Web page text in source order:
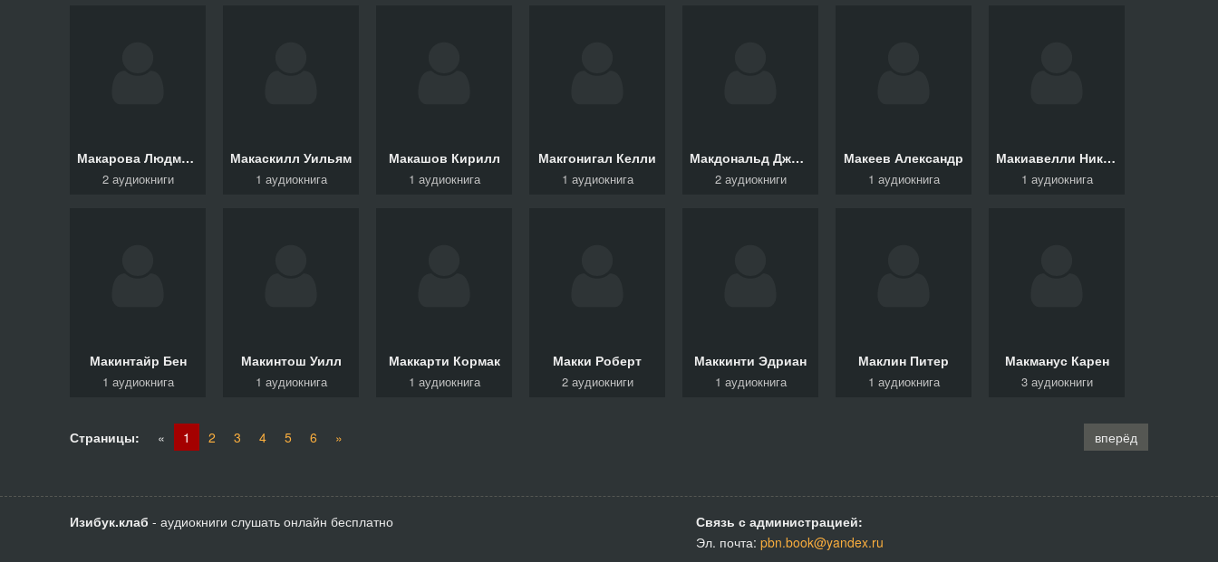
Макарова Людмила
2 аудиокниги
Макаскилл Уильям
1 аудиокнига
Макашов Кирилл
1 аудиокнига
Макгонигал Келли
1 аудиокнига
Макдональд Джордж
2 аудиокниги
Макеев Александр
1 аудиокнига
Макиавелли Никколо
1 аудиокнига
Макинтайр Бен
1 аудиокнига
Макинтош Уилл
1 аудиокнига
Маккарти Кормак
1 аудиокнига
Макки Роберт
2 аудиокниги
Маккинти Эдриан
1 аудиокнига
Маклин Питер
1 аудиокнига
Макманус Карен
3 аудиокниги
вперёд
Страницы: « 1 2 3 4 5 6 »
Изибук.клаб - аудиокниги слушать онлайн бесплатно
Связь с администрацией:
Эл. почта: pbn.book@yandex.ru